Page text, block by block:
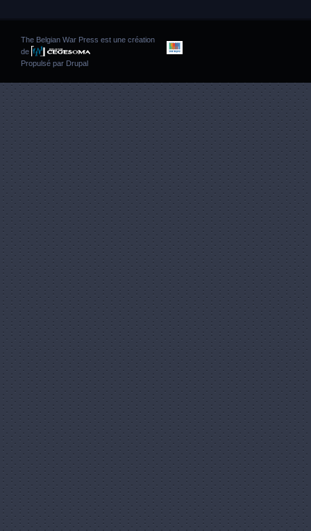
The Belgian War Press est une création
de
Propulsé par Drupal